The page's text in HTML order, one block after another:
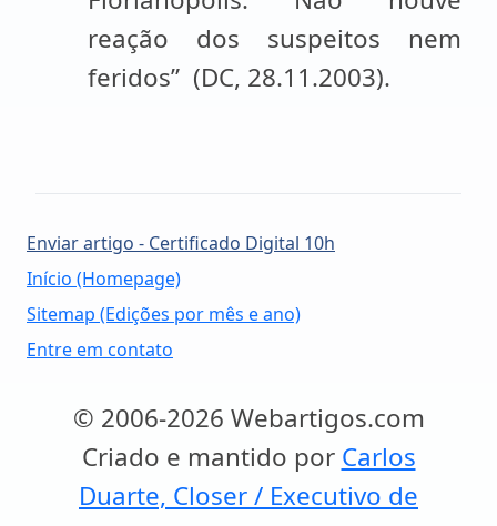
reação dos suspeitos nem
feridos” (DC, 28.11.2003).
Enviar artigo - Certificado Digital 10h
Início (Homepage)
Sitemap (Edições por mês e ano)
Entre em contato
© 2006-2026 Webartigos.com
Criado e mantido por Carlos
Duarte, Closer / Executivo de